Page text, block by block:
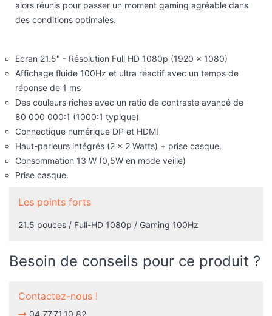
alors réunis pour passer un moment gaming agréable dans
des conditions optimales.
Ecran 21.5" - Résolution Full HD 1080p (1920 x 1080)
Affichage fluide 100Hz et ultra réactif avec un temps de
réponse de 1 ms
Des couleurs riches avec un ratio de contraste avancé de
80 000 000:1 (1000:1 typique)
Connectique numérique DP et HDMI
Haut-parleurs intégrés (2 x 2 Watts) + prise casque.
Consommation 13 W (0,5W en mode veille)
Prise casque.
Les points forts
21.5 pouces / Full-HD 1080p / Gaming 100Hz
Besoin de conseils pour ce produit ?
Contactez-nous !
04.77.71.10.82